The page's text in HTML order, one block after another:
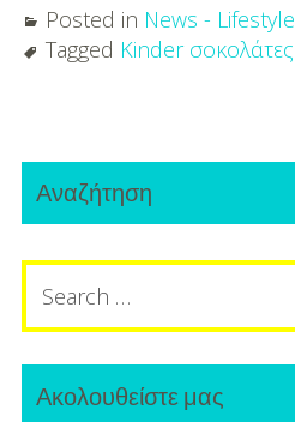
Posted in News - Lifestyle
Tagged Kinder σοκολάτες
navigation
Primary
Sidebar
Αναζήτηση
Search
for:
Ακολουθείστε μας